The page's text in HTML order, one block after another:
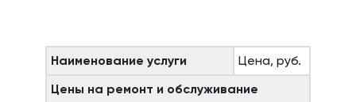
Наименование услуги
Цена, руб.
Цены на ремонт и обслуживание